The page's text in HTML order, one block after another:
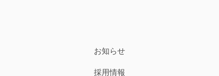
お知らせ
採用情報